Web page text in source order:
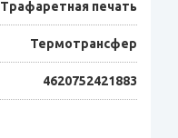
Трафаретная печать
Термотрансфер
4620752421883